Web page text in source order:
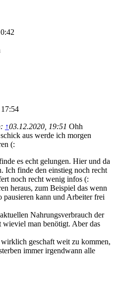
↑03.12.2020, 19:51 Ohh
aus werde ich morgen
(:
es echt gelungen. Hier und da
Ich finde den einstieg noch recht
noch recht wenig infos (:
heraus, zum Beispiel das wenn
pausieren kann und Arbeiter frei
Nahrungsverbrauch der
wieviel man benötigt. Aber das
geschaft weit zu kommen,
immer irgendwann alle